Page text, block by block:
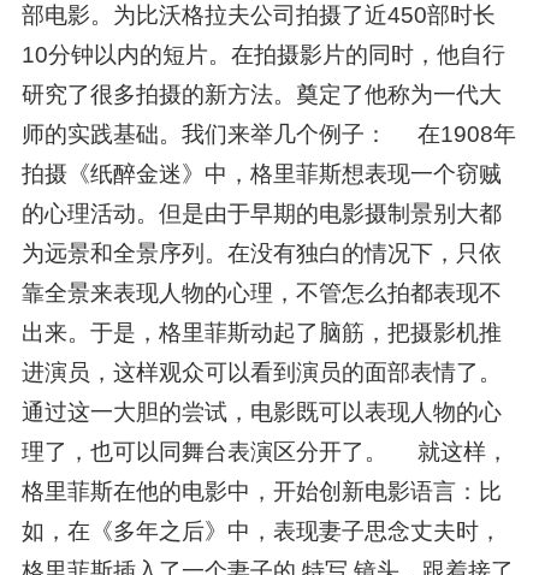
部电影。为比沃格拉夫公司拍摄了近450部时长
10分钟以内的短片。在拍摄影片的同时，他自行
研究了很多拍摄的新方法。奠定了他称为一代大
师的实践基础。我们来举几个例子： 在1908年
拍摄《纸醉金迷》中，格里菲斯想表现一个窃贼
的心理活动。但是由于早期的电影摄制景别大都
为远景和全景序列。在没有独白的情况下，只依
靠全景来表现人物的心理，不管怎么拍都表现不
出来。于是，格里菲斯动起了脑筋，把摄影机推
进演员，这样观众可以看到演员的面部表情了。
通过这一大胆的尝试，电影既可以表现人物的心
理了，也可以同舞台表演区分开了。 就这样，
格里菲斯在他的电影中，开始创新电影语言：比
如，在《多年之后》中，表现妻子思念丈夫时，